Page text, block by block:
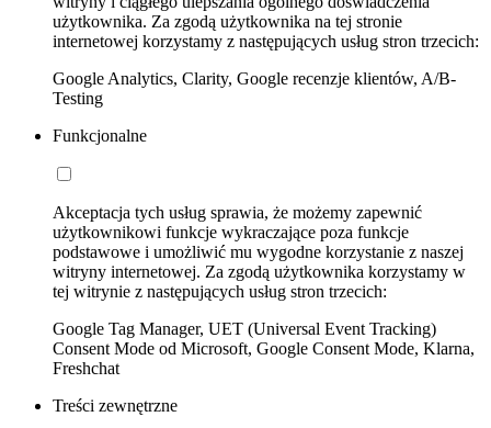
użytkownika. Za zgodą użytkownika na tej stronie
internetowej korzystamy z następujących usług stron trzecich:
Google Analytics, Clarity, Google recenzje klientów, A/B-
Testing
Funkcjonalne
Akceptacja tych usług sprawia, że możemy zapewnić
użytkownikowi funkcje wykraczające poza funkcje
podstawowe i umożliwić mu wygodne korzystanie z naszej
witryny internetowej. Za zgodą użytkownika korzystamy w
tej witrynie z następujących usług stron trzecich:
Google Tag Manager, UET (Universal Event Tracking)
Consent Mode od Microsoft, Google Consent Mode, Klarna,
Freshchat
Treści zewnętrzne